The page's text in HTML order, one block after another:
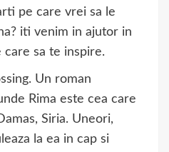
pe care vrei sa le
iti venim in ajutor in
care sa te inspire.
Un roman
Rima este cea care
Siria. Uneori,
la ea in cap si